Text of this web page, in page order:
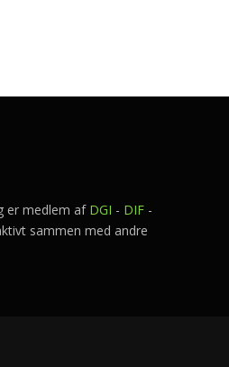
er medlem af DGI - DIF -
sammen med andre